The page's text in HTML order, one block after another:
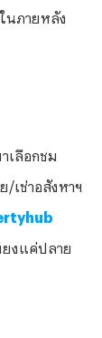
นภายหลัง
เลือกชม
/เช่าอสังหาฯ
ยงแค่ปลาย